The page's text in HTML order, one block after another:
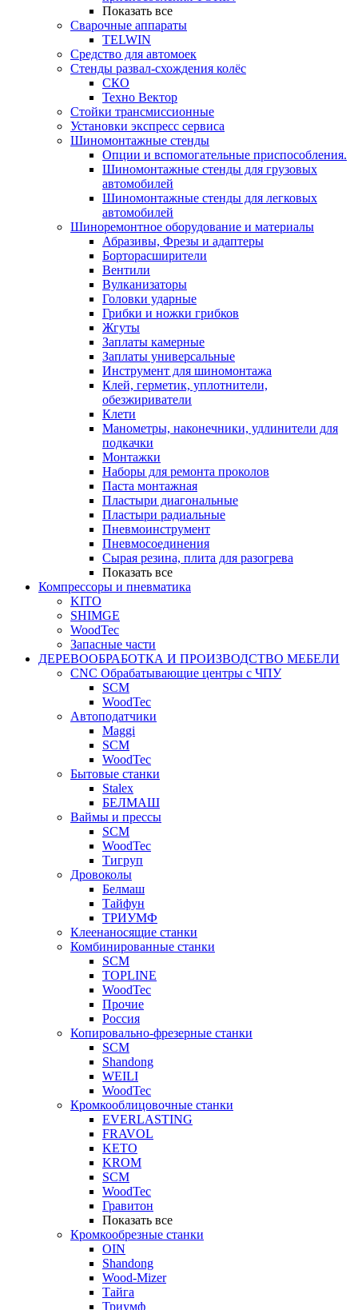
Показать все
Сварочные аппараты
TELWIN
Средство для автомоек
Стенды развал-схождения колёс
СКО
Техно Вектор
Стойки трансмиссионные
Установки экспресс сервиса
Шиномонтажные стенды
Опции и вспомогательные приспособления.
Шиномонтажные стенды для грузовых
автомобилей
Шиномонтажные стенды для легковых
автомобилей
Шиноремонтное оборудование и материалы
Абразивы, Фрезы и адаптеры
Борторасширители
Вентили
Вулканизаторы
Головки ударные
Грибки и ножки грибков
Жгуты
Заплаты камерные
Заплаты универсальные
Инструмент для шиномонтажа
Клей, герметик, уплотнители,
обезжириватели
Клети
Манометры, наконечники, удлинители для
подкачки
Монтажки
Наборы для ремонта проколов
Паста монтажная
Пластыри диагональные
Пластыри радиальные
Пневмоинструмент
Пневмосоединения
Сырая резина, плита для разогрева
Показать все
Компрессоры и пневматика
KITO
SHIMGE
WoodTec
Запасные части
ДЕРЕВООБРАБОТКА И ПРОИЗВОДСТВО МЕБЕЛИ
CNC Обрабатывающие центры с ЧПУ
SCM
WoodTec
Автоподатчики
Maggi
SCM
WoodTec
Бытовые станки
Stalex
БЕЛМАШ
Ваймы и прессы
SCM
WoodTec
Тигруп
Дровоколы
Белмаш
Тайфун
ТРИУМФ
Клеенаносящие станки
Комбинированные станки
SCM
TOPLINE
WoodTec
Прочие
Россия
Копировально-фрезерные станки
SCM
Shandong
WEILI
WoodTec
Кромкооблицовочные станки
EVERLASTING
FRAVOL
KETO
KROM
SCM
WoodTec
Гравитон
Показать все
Кромкообрезные станки
OIN
Shandong
Wood-Mizer
Тайга
Триумф